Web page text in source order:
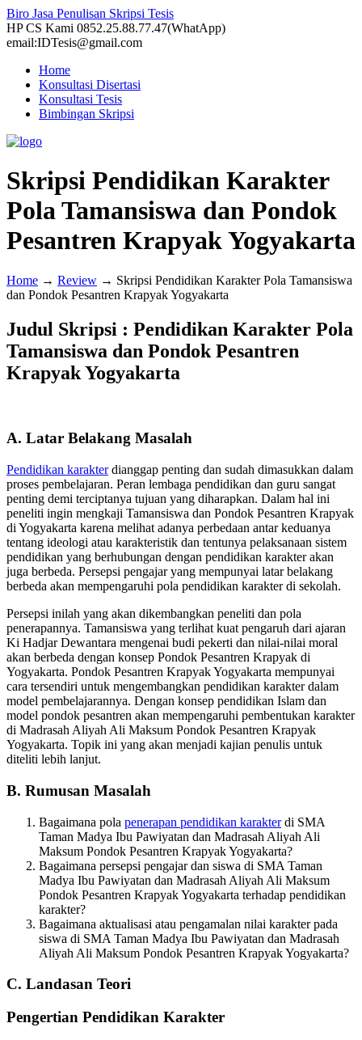
Biro Jasa Penulisan Skripsi Tesis
HP CS Kami 0852.25.88.77.47(WhatApp)
email:IDTesis@gmail.com
Home
Konsultasi Disertasi
Konsultasi Tesis
Bimbingan Skripsi
Skripsi Pendidikan Karakter
Pola Tamansiswa dan Pondok
Pesantren Krapyak Yogyakarta
Home → Review → Skripsi Pendidikan Karakter Pola Tamansiswa
dan Pondok Pesantren Krapyak Yogyakarta
Judul Skripsi : Pendidikan Karakter Pola
Tamansiswa dan Pondok Pesantren
Krapyak Yogyakarta
A. Latar Belakang Masalah
Pendidikan karakterdianggap penting dan sudah dimasukkan dalam
proses pembelajaran. Peran lembaga pendidikan dan guru sangat
penting demi terciptanya tujuan yang diharapkan. Dalam hal ini
peneliti ingin mengkaji Tamansiswa dan Pondok Pesantren Krapyak
di Yogyakarta karena melihat adanya perbedaan antar keduanya
tentang ideologi atau karakteristik dan tentunya pelaksanaan sistem
pendidikan yang berhubungan dengan pendidikan karakter akan
juga berbeda. Persepsi pengajar yang mempunyai latar belakang
berbeda akan mempengaruhi pola pendidikan karakter di sekolah.
Persepsi inilah yang akan dikembangkan peneliti dan pola
penerapannya. Tamansiswa yang terlihat kuat pengaruh dari ajaran
Ki Hadjar Dewantara mengenai budi pekerti dan nilai-nilai moral
akan berbeda dengan konsep Pondok Pesantren Krapyak di
Yogyakarta. Pondok Pesantren Krapyak Yogyakarta mempunyai
cara tersendiri untuk mengembangkan pendidikan karakter dalam
model pembelajarannya. Dengan konsep pendidikan Islam dan
model pondok pesantren akan mempengaruhi pembentukan karakter
di Madrasah Aliyah Ali Maksum Pondok Pesantren Krapyak
Yogyakarta. Topik ini yang akan menjadi kajian penulis untuk
diteliti lebih lanjut.
B. Rumusan Masalah
Bagaimana pola penerapan pendidikan karakterdi SMA
Taman Madya Ibu Pawiyatan dan Madrasah Aliyah Ali
Maksum Pondok Pesantren Krapyak Yogyakarta?
Bagaimana persepsi pengajar dan siswa di SMA Taman
Madya Ibu Pawiyatan dan Madrasah Aliyah Ali Maksum
Pondok Pesantren Krapyak Yogyakarta terhadap pendidikan
karakter?
Bagaimana aktualisasi atau pengamalan nilai karakter pada
siswa di SMA Taman Madya Ibu Pawiyatan dan Madrasah
Aliyah Ali Maksum Pondok Pesantren Krapyak Yogyakarta?
C. Landasan Teori
Pengertian Pendidikan Karakter